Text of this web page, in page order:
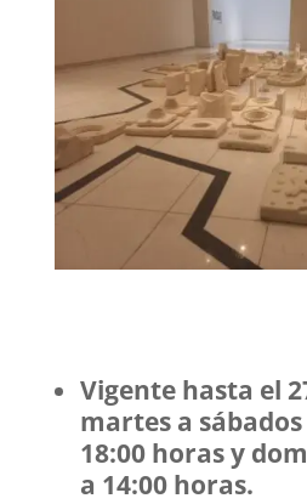
Vigente hasta el
martes a sábados
18:00 horas y
a 14:00 horas.